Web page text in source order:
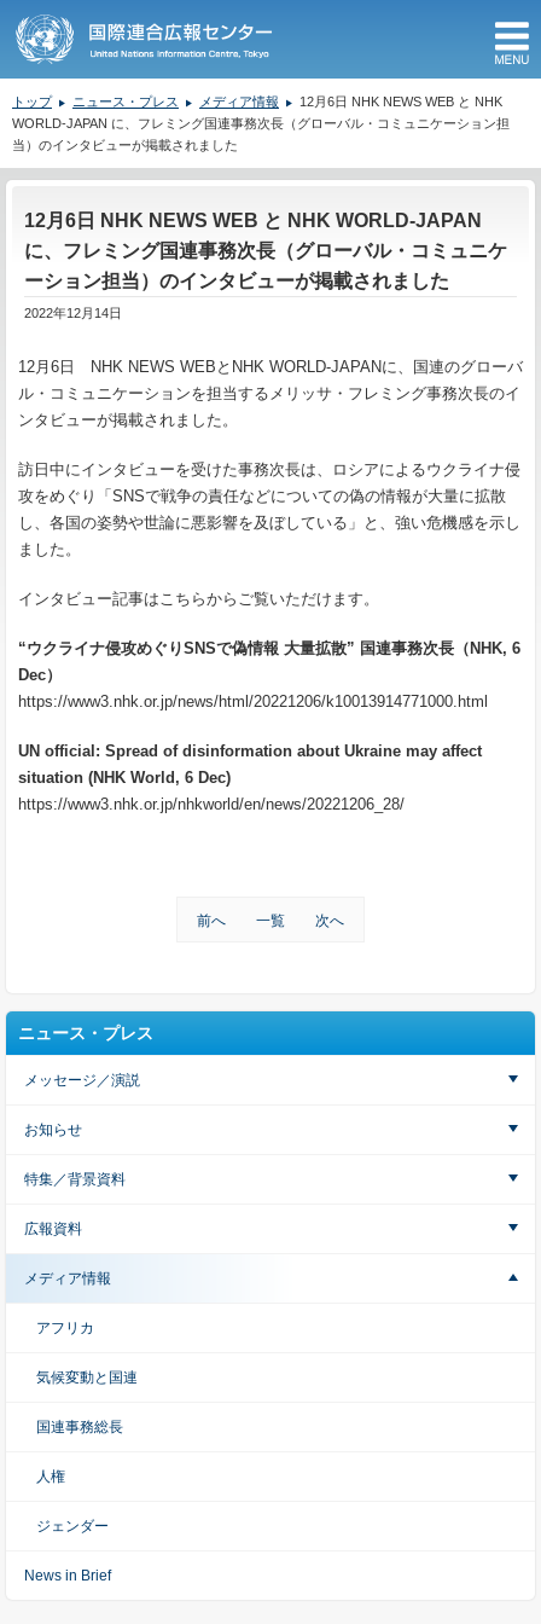
トップ ニュース・プレス メディア情報
12月6日 NHK NEWS WEB と NHK
WORLD-JAPAN に、フレミング国連事務次長（グローバル・コミュニケーション担
当）のインタビューが掲載されました
12月6日 NHK NEWS WEB と NHK WORLD-JAPAN
に、フレミング国連事務次長（グローバル・コミュニケ
ーション担当）のインタビューが掲載されました
2022年12月14日
12月6日 NHK NEWS WEBとNHK WORLD-JAPANに、国連のグローバ
ル・コミュニケーションを担当するメリッサ・フレミング事務次長のイ
ンタビューが掲載されました。
訪日中にインタビューを受けた事務次長は、ロシアによるウクライナ侵
攻をめぐり「SNSで戦争の責任などについての偽の情報が大量に拡散
し、各国の姿勢や世論に悪影響を及ぼしている」と、強い危機感を示し
ました。
インタビュー記事はこちらからご覧いただけます。
“ウクライナ侵攻めぐりSNSで偽情報 大量拡散” 国連事務次長（NHK, 6
Dec）
https://www3.nhk.or.jp/news/html/20221206/k10013914771000.html
UN official: Spread of disinformation about Ukraine may affect
situation (NHK World, 6 Dec)
https://www3.nhk.or.jp/nhkworld/en/news/20221206_28/
前へ 一覧 次へ
ニュース・プレス
メッセージ／演説
お知らせ
特集／背景資料
広報資料
メディア情報
アフリカ
気候変動と国連
国連事務総長
人権
ジェンダー
News in Brief